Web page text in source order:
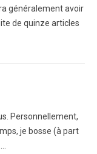
généralement avoir
de quinze articles
Personnellement,
je bosse (à part